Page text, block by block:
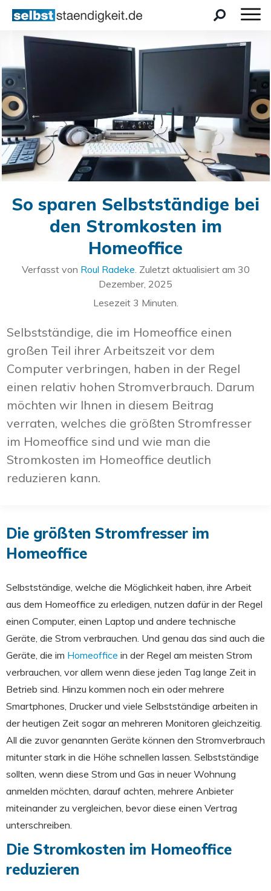
So sparen Selbstständige bei
den Stromkosten im
Homeoffice
Verfasst von Roul Radeke. Zuletzt aktualisiert am 30
Dezember, 2025
Lesezeit 3 Minuten.
Selbstständige, die im Homeoffice einen
großen Teil ihrer Arbeitszeit vor dem
Computer verbringen, haben in der Regel
einen relativ hohen Stromverbrauch. Darum
möchten wir Ihnen in diesem Beitrag
verraten, welches die größten Stromfresser
im Homeoffice sind und wie man die
Stromkosten im Homeoffice deutlich
reduzieren kann.
Die größten Stromfresser im
Homeoffice
Selbstständige, welche die Möglichkeit haben, ihre Arbeit
aus dem Homeoffice zu erledigen, nutzen dafür in der Regel
einen Computer, einen Laptop und andere technische
Geräte, die Strom verbrauchen. Und genau das sind auch die
Geräte, die im Homeoffice in der Regel am meisten Strom
verbrauchen, vor allem wenn diese jeden Tag lange Zeit in
Betrieb sind. Hinzu kommen noch ein oder mehrere
Smartphones, Drucker und viele Selbstständige arbeiten in
der heutigen Zeit sogar an mehreren Monitoren gleichzeitig.
All die zuvor genannten Geräte können den Stromverbrauch
mitunter stark in die Höhe schnellen lassen. Selbstständige
sollten, wenn diese Strom und Gas in neuer Wohnung
anmelden möchten, darauf achten, mehrere Anbieter
miteinander zu vergleichen, bevor diese einen Vertrag
unterschreiben.
Die Stromkosten im Homeoffice
reduzieren